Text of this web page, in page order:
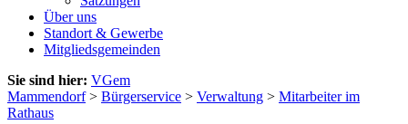
Über uns
Standort & Gewerbe
Mitgliedsgemeinden
Sie sind hier: VGem
Mammendorf> Bürgerservice > Verwaltung > Mitarbeiter im
Rathaus